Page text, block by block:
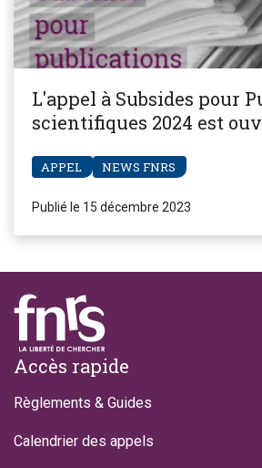
L'appel à Subsides pour
scientifiques 2024 est
APPEL NEWS FNRS
Publié le 15 décembre 2023
Footer
Accès rapide
Règlements & Guides
Calendrier des appels